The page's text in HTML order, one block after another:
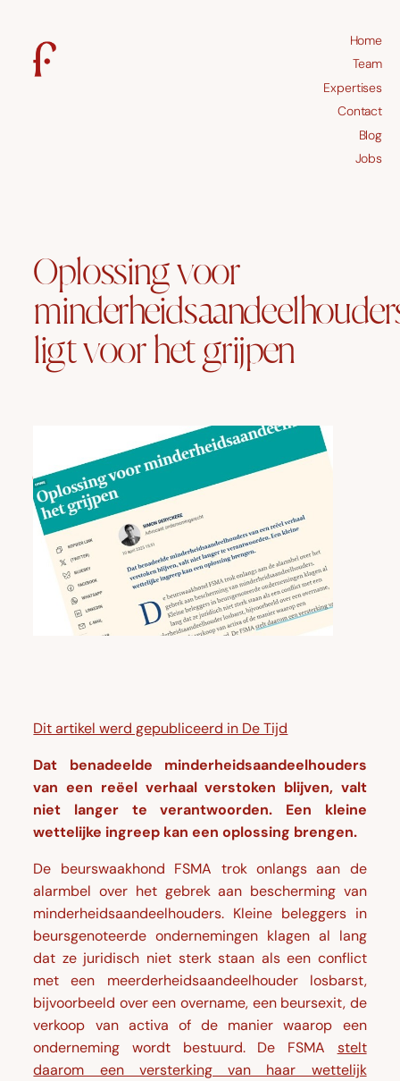
Home
Team
Expertises
Contact
Blog
Jobs
Oplossing voor
ligt voor het grijpen
Oplossing voor
minderheidsaandeelhouders
ligt voor het grijpen
Dit artikel werd gepubliceerd in De Tijd
Dat benadeelde minderheidsaandeelhouders
van een reëel verhaal verstoken blijven, valt
niet langer te verantwoorden. Een kleine
wettelijke ingreep kan een oplossing brengen.
De beurswaakhond FSMA trok onlangs aan de
alarmbel over het gebrek aan bescherming van
minderheidsaandeelhouders. Kleine beleggers in
beursgenoteerde ondernemingen klagen al lang
dat ze juridisch niet sterk staan als een conflict
met een meerderheidsaandeelhouder losbarst,
bijvoorbeeld over een overname, een beursexit, de
verkoop van activa of de manier waarop een
onderneming wordt bestuurd. De FSMA stelt
daarom een versterking van haar wettelijk